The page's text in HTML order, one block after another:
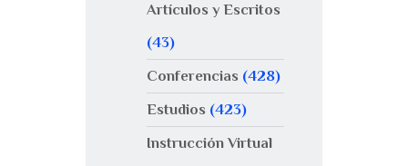
Artículos y Escritos
(43)
Conferencias (428)
Estudios (423)
Instrucción Virtual